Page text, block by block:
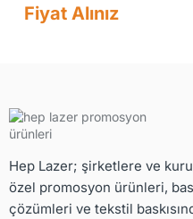
Fiyat Alınız
Hep Lazer; şirketlere ve
özel promosyon ürünleri,
çözümleri ve tekstil